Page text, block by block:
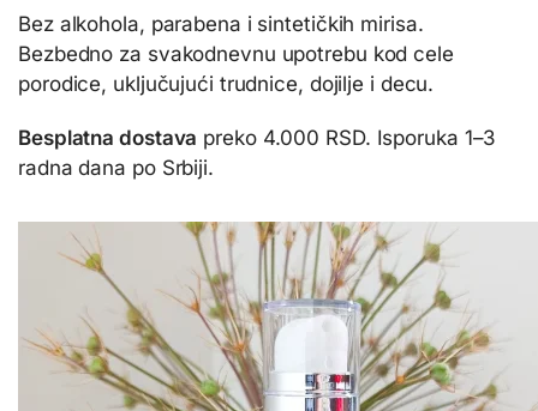
Bez alkohola, parabena i sintetičkih mirisa.
Bezbedno za svakodnevnu upotrebu kod cele
porodice, uključujući trudnice, dojilje i decu.
Besplatna dostava preko 4.000 RSD. Isporuka 1–3
radna dana po Srbiji.